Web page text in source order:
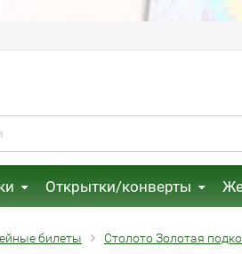
Открытки/конверты
билеты Столото Золотая